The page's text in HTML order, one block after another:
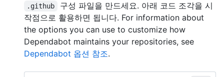
.github
구성 파일을 만드세요. 아래 코드 조각을 시
작점으로 활용하면 됩니다. For information about
the options you can use to customize how
Dependabot maintains your repositories, see
Dependabot 옵션 참조.